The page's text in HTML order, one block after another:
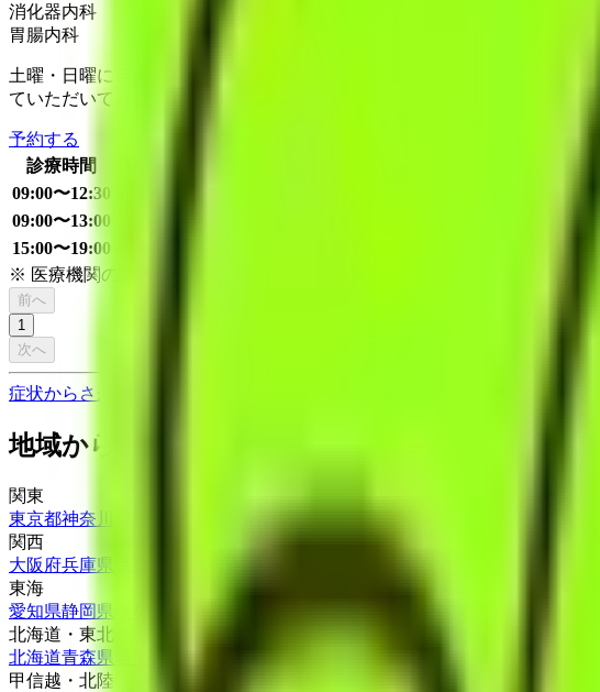
消化器内科
胃腸内科
土曜・日曜に苦痛のない胃・大腸内視鏡検査ができる鶴見の医療機関と
ていただいております。 当方の会社員・公務員など豊富な人生経験をお
予約する
診療時間
09:00〜12:30
09:00〜13:00
15:00〜19:00
※ 医療機関の診療時間は上記の通りですが、すでに予約が埋まっている
前へ
1
次へ
症状からさがす (症状チェッカー) 気になる症状から調べ、結果をもとに適
地域から病院・診療所をさがす
関東
東京都神奈川県 茨城県栃木県群馬県
関西
大阪府兵庫県 奈良県
東海
愛知県静岡県
三重県
北海道・東北
北海道青森県 宮城県 秋田県
甲信越・北陸